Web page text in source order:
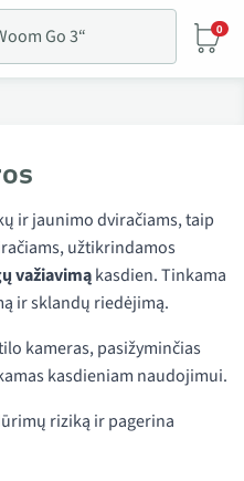
0
ir jaunimo dviračiams, taip
užtikrindamos
važiavimąkasdien. Tinkama
ir sklandų riedėjimą.
kameras, pasižyminčias
kasdieniam naudojimui.
riziką ir pagerina